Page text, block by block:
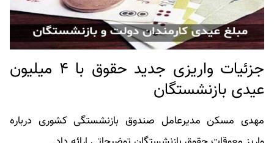
جزئیات واریزی جدید حقوق با ۴ میلیون
عیدی بازنشستگان
مهدی مسکن مدیرعامل صندوق بازنشستگی کشوری درباره